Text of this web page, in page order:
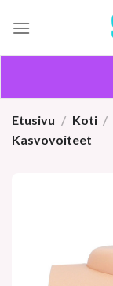
Etusivu / Koti /
Kasvovoiteet